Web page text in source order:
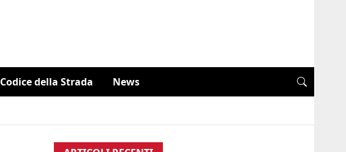
Codice della Strada News